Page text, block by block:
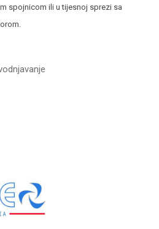
spojnicom ili u tijesnoj sprezi sa